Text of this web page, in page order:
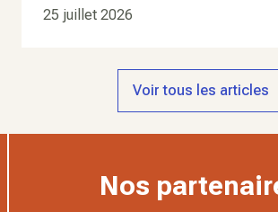
25 juillet 2026
Voir tous les articles
Nos